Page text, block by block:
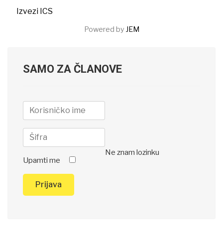
Izvezi ICS
Powered by JEM
SAMO ZA ČLANOVE
Upamti me
Prijava
Ne znam lozinku